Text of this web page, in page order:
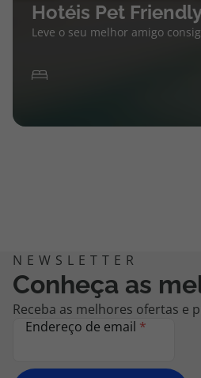
Hotéis Pet
Leve o seu melhor amigo
Conheça as
Receba as melhores ofertas e
Endereço de email *